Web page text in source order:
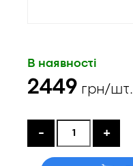
В наявності
2449 грн/шт.
- +